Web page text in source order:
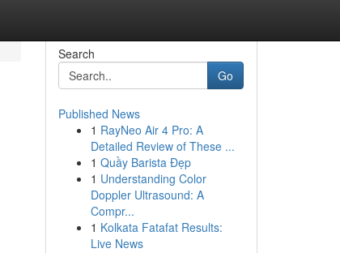
Search
Go
Published News
1 RayNeo Air 4 Pro: A
Detailed Review of These ...
1 Quầy Barista Đẹp
1 Understanding Color
Doppler Ultrasound: A
Compr...
1 Kolkata Fatafat Results:
Live News